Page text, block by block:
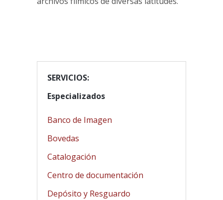
SERVICIOS:
Especializados
Banco de Imagen
Bovedas
Catalogación
Centro de documentación
Depósito y Resguardo